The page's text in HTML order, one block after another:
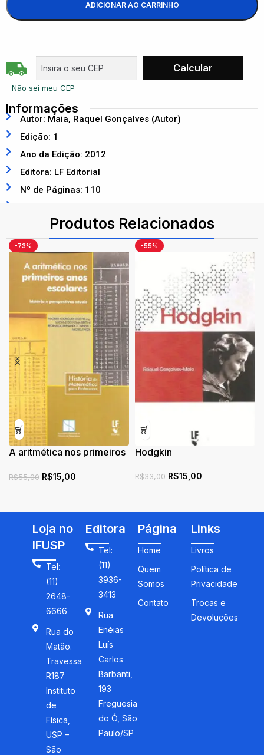
ADICIONAR AO CARRINHO
Não sei meu CEP
Informações
Autor: Maia, Raquel Gonçalves (Autor)
Edição: 1
Ano da Edição: 2012
Editora: LF Editorial
Nº de Páginas: 110
Produtos Relacionados
-73%
A aritmética nos primeiros
perspectivas atuais
R$55,00 R$15,00
-55%
Hodgkin
R$33,00 R$15,00
Loja no
IFUSP
Tel:
(11)
2648-
6666
Rua do
Matão.
Travessa
R187
Instituto
de
Física,
USP –
São
Editora
Tel:
(11)
3936-
3413
Rua
Enéias
Luís
Carlos
Barbanti,
193
Freguesia
do Ó, São
Paulo/SP
Página
Home
Quem
Somos
Contato
Links
Livros
Política de
Privacidade
Trocas e
Devoluções